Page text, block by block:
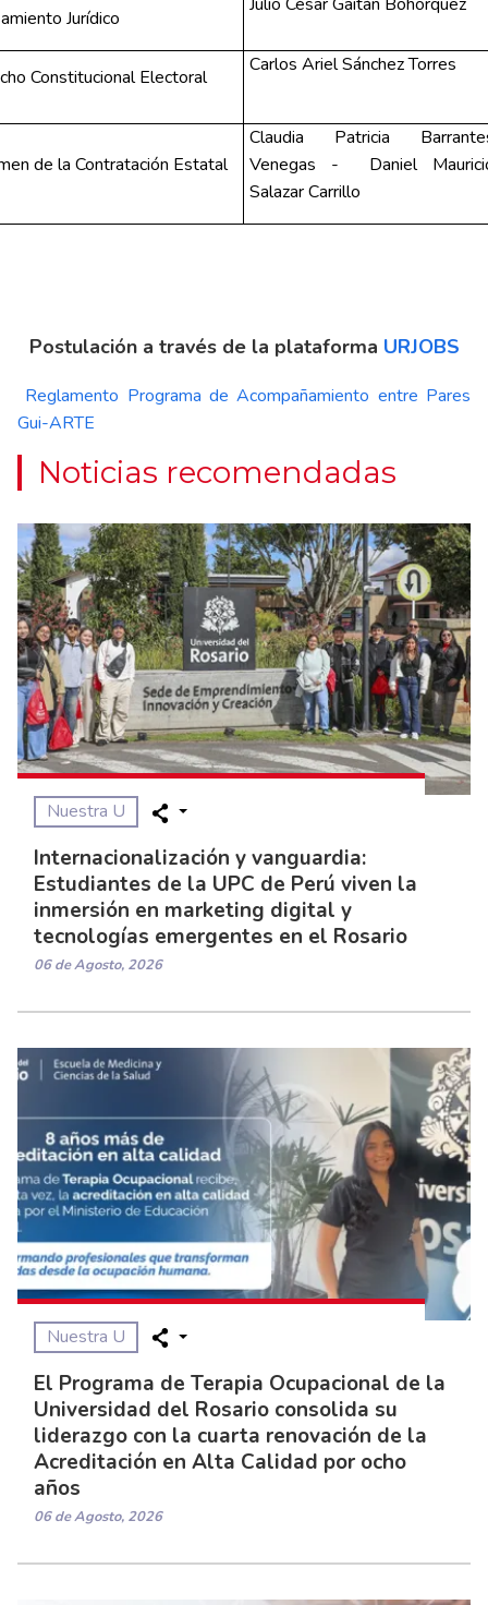
Jurídico
Constitucional Electoral
Carlos Ariel Sánchez Torres
de la Contratación Estatal
Claudia Patricia
Venegas -
Daniel
Salazar Carrillo
Postulación a través de la plataforma URJOBS
Reglamento Programa de Acompañamiento entre Pares
Gui-ARTE
Noticias recomendadas
Nuestra U
Internacionalización y vanguardia:
Estudiantes de la UPC de Perú viven la
inmersión en marketing digital y
tecnologías emergentes en el Rosario
06 de Agosto, 2026
Nuestra U
El Programa de Terapia Ocupacional de la
Universidad del Rosario consolida su
liderazgo con la cuarta renovación de la
Acreditación en Alta Calidad por ocho
años
06 de Agosto, 2026